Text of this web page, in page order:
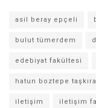
asil beray epçeli
bulut tümerdem
edebiyat fakültesi
hatun boztepe
iletişim iletişim